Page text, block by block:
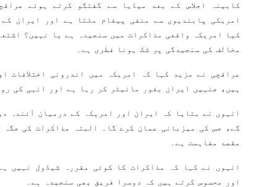
کابینہ اجلاس کے بعد میڈیا سے گفتگو کرتے ہوئے
امریکی پابندیوں سے منفی پیغام ملتا ہے اور ایران
کیا امریکہ واقعی مذاکرات میں سنجیدہ ہے یا نہیں؟
مخالف کی سنجیدگی پر شک ہونا فطری ہے۔
عراقچی نے مزید کہا کہ امریکہ میں اندرونی اختلافات
ہیں، جنہیں ایران بغور مانیٹر کر رہا ہے اور انہی کی
انہوں نے بتایا کہ ایران اور امریکہ کے درمیان آئندہ
گے، جس کی میزبانی عمان کرے گا۔ البتہ مذاکرات کی
مقصد مفاہمت ہے۔
انہوں نے کہا کہ مذاکرات کا کوئی مقررہ شیڈول نہیں
اور محسوس کرتے ہیں کہ دوسرا فریق بھی سنجیدہ ہے۔